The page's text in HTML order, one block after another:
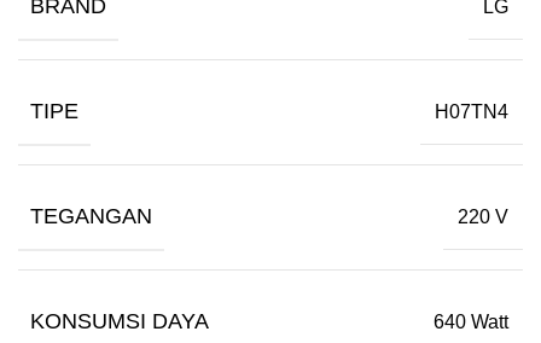
BRAND LG
TIPE H07TN4
TEGANGAN 220 V
KONSUMSI DAYA 640 Watt